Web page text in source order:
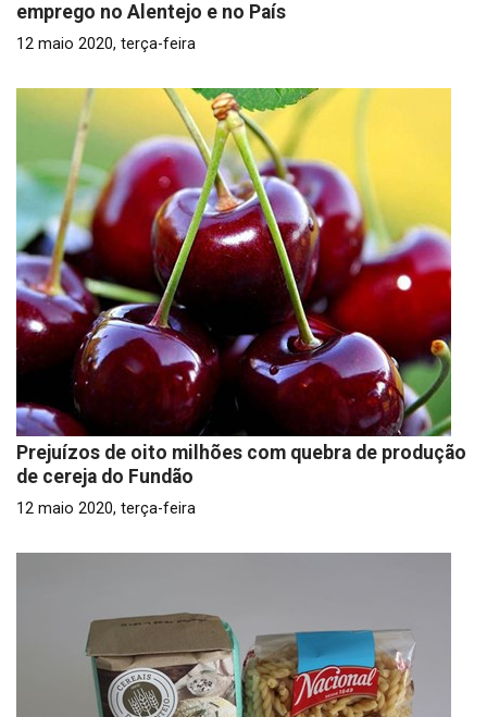
emprego no Alentejo e no País
12 maio 2020, terça-feira
Prejuízos de oito milhões com quebra de produção
de cereja do Fundão
12 maio 2020, terça-feira